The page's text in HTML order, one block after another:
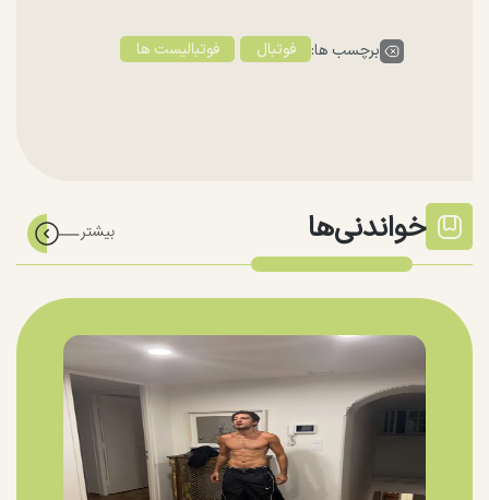
برچسب ها: فوتبال فوتبالیست ها
خواندنی‌ها